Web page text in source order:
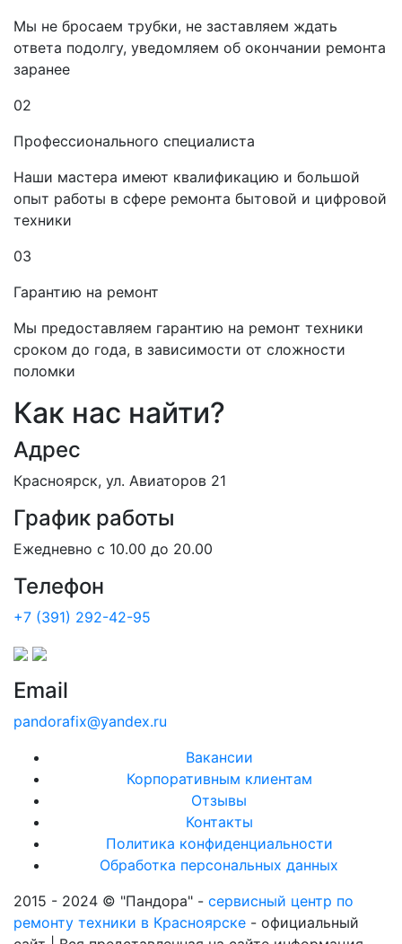
Мы не бросаем трубки, не заставляем ждать
ответа подолгу, уведомляем об окончании ремонта
заранее
02
Профессионального специалиста
Наши мастера имеют квалификацию и большой
опыт работы в сфере ремонта бытовой и цифровой
техники
03
Гарантию на ремонт
Мы предоставляем гарантию на ремонт техники
сроком до года, в зависимости от сложности
поломки
Как нас найти?
Адрес
Красноярск, ул. Авиаторов 21
График работы
Ежедневно с 10.00 до 20.00
Телефон
+7 (391) 292-42-95
Email
pandorafix@yandex.ru
Вакансии
Корпоративным клиентам
Отзывы
Контакты
Политика конфиденциальности
Обработка персональных данных
2015 - 2024 © "Пандора" - сервисный центр по
ремонту техники в Красноярске - официальный